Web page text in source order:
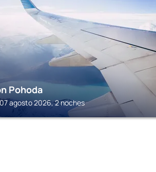
Pohoda
agosto 2026, 2 noches